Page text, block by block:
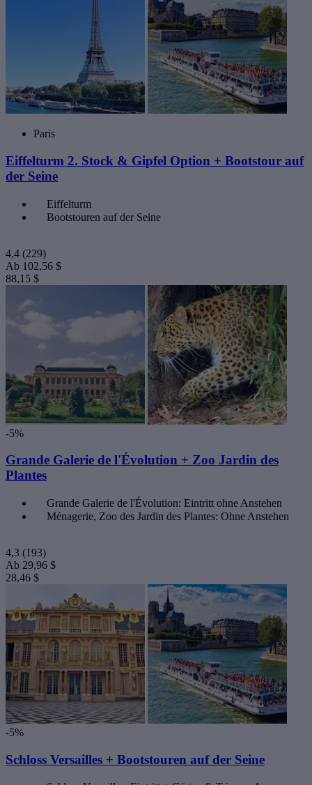
Paris
Eiffelturm 2. Stock & Gipfel Option + Bootstour auf
der Seine
Eiffelturm
Bootstouren auf der Seine
4,4 (229)
Ab 102,56 $
88,15 $
-5%
Grande Galerie de l'Évolution + Zoo Jardin des
Plantes
Grande Galerie de l'Évolution: Eintritt ohne Anstehen
Ménagerie, Zoo des Jardin des Plantes: Ohne Anstehen
4,3 (193)
Ab 29,96 $
28,46 $
-5%
Schloss Versailles + Bootstouren auf der Seine